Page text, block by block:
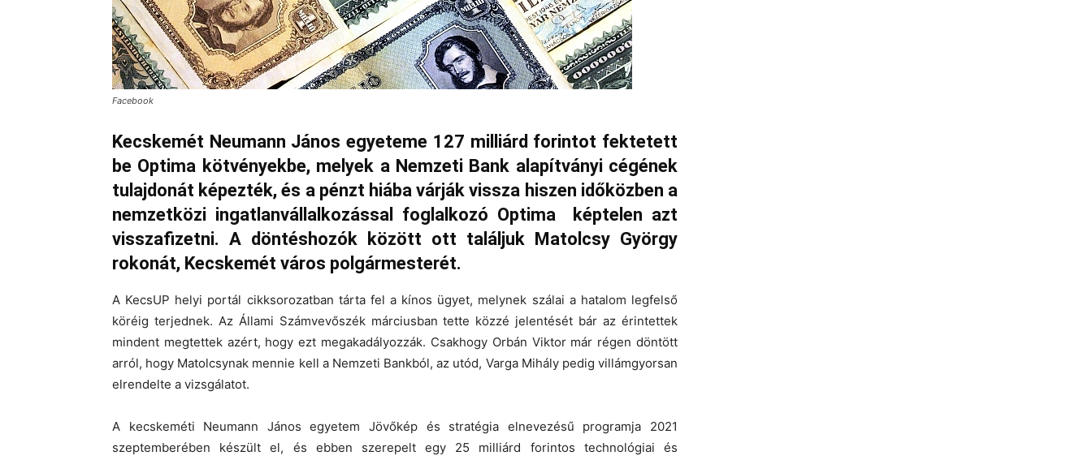
Facebook
Kecskemét Neumann János egyeteme 127 milliárd forintot fektetett
be Optima kötvényekbe, melyek a Nemzeti Bank alapítványi cégének
tulajdonát képezték, és a pénzt hiába várják vissza hiszen időközben a
nemzetközi ingatlanvállalkozással foglalkozó Optima képtelen azt
visszafizetni. A döntéshozók között ott találjuk Matolcsy György
rokonát, Kecskemét város polgármesterét.
A KecsUP helyi portál cikksorozatban tárta fel a kínos ügyet, melynek szálai a hatalom legfelső
köréig terjednek. Az Állami Számvevőszék márciusban tette közzé jelentését bár az érintettek
mindent megtettek azért, hogy ezt megakadályozzák. Csakhogy Orbán Viktor már régen döntött
arról, hogy Matolcsynak mennie kell a Nemzeti Bankból, az utód, Varga Mihály pedig villámgyorsan
elrendelte a vizsgálatot.
A kecskeméti Neumann János egyetem Jövőkép és stratégia elnevezésű programja 2021
szeptemberében készült el, és ebben szerepelt egy 25 milliárd forintos technológiai és